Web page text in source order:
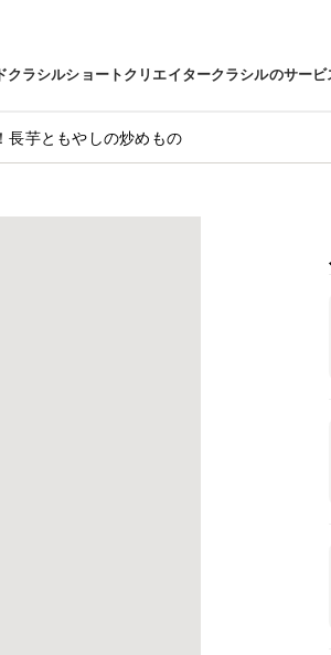
クラシルショートクリエイタークラシルのサービ
長芋ともやしの炒めもの